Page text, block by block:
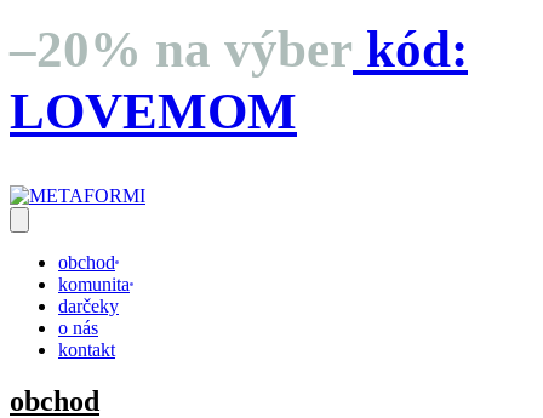
–20% na výber kód:
LOVEMOM
obchod
komunita
darčeky
o nás
kontakt
obchod